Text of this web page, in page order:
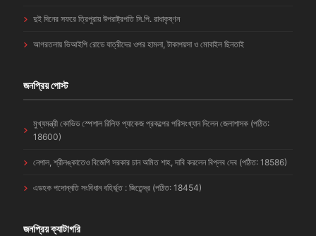
দুই দিনের সফরে ত্রিপুরায় উপরাষ্ট্রপতি সি.পি. রাধাকৃষ্ণন
আগরতলায় ভিআইপি রোডে যাত্রীদের ওপর হামলা, টাকাপয়সা ও মোবাইল ছিনতাই
জনপ্রিয় পোস্ট
মুখ্যমন্ত্রী কোভিড স্পেশাল রিলিফ প্যাকেজ প্রকল্পের পরিসংখ্যান দিলেন জেলাশাসক (পঠিত:
18600)
নেপাল, শ্রীলঙ্কাতেও বিজেপি সরকার চান অমিত শাহ, দাবি করলেন বিপ্লব দেব (পঠিত: 18586)
এডহক পদোন্নতি সংবিধান বহির্ভূত : জিতেন্দ্র (পঠিত: 18454)
জনপ্রিয় ক্যাটাগরি